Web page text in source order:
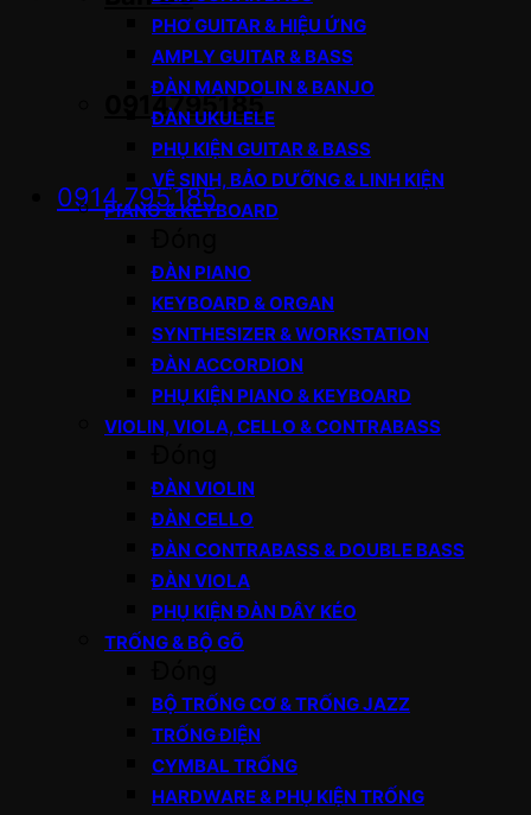
0914795185
0914.795.185
PHƠ GUITAR & HIỆU ỨNG
AMPLY GUITAR & BASS
ĐÀN MANDOLIN & BANJO
ĐÀN UKULELE
PHỤ KIỆN GUITAR & BASS
VỆ SINH, BẢO DƯỠNG & LINH KIỆN
PIANO & KEYBOARD
ĐÀN PIANO
KEYBOARD & ORGAN
SYNTHESIZER & WORKSTATION
ĐÀN ACCORDION
PHỤ KIỆN PIANO & KEYBOARD
VIOLIN, VIOLA, CELLO & CONTRABASS
ĐÀN VIOLIN
ĐÀN CELLO
ĐÀN CONTRABASS & DOUBLE BASS
ĐÀN VIOLA
PHỤ KIỆN ĐÀN DÂY KÉO
TRỐNG & BỘ GÕ
BỘ TRỐNG CƠ & TRỐNG JAZZ
TRỐNG ĐIỆN
CYMBAL TRỐNG
HARDWARE & PHỤ KIỆN TRỐNG